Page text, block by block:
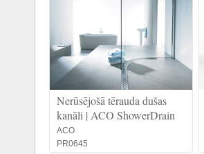
Nerūsējošā tērauda dušas
kanāli | ACO ShowerDrain
ACO
PR0645